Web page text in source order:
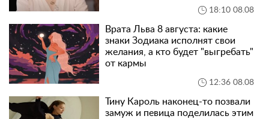
18:10 08.08
Врата Льва 8 августа: какие
знаки Зодиака исполнят свои
желания, а кто будет "выгребать"
от кармы
12:36 08.08
Тину Кароль наконец-то позвали
замуж и певица поделилась этим